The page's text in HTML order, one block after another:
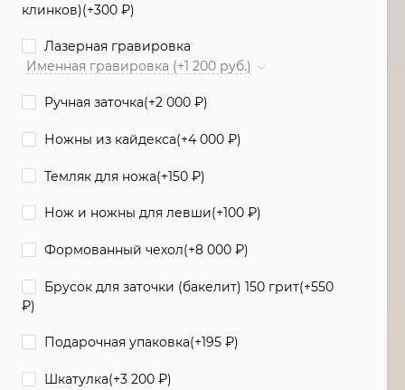
клинков)(+300₽)
Лазерная гравировка
Именная гравировка (+1 200 руб.)
Ручная заточка(+2 000₽)
Ножны из кайдекса(+4 000₽)
Темляк для ножа(+150₽)
Нож и ножны для левши(+100₽)
Формованный чехол(+8 000₽)
Брусок для заточки (бакелит) 150 грит(+550
₽)
Подарочная упаковка(+195₽)
Шкатулка(+3 200₽)